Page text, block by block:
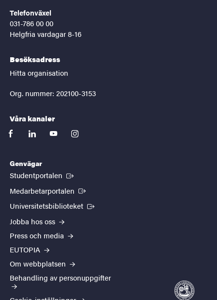
Telefonväxel
031-786 00 00
Helgfria vardagar 8-16
Besöksadress
Hitta organisation
Org. nummer: 202100-3153
Våra kanaler
facebooklinkedinyoutubeinstagram
Genvägar
Studentportalen (Extern länk)
Medarbetarportalen (Extern länk)
Universitetsbiblioteket (Extern länk)
Jobba hos oss
Press och media
EUTOPIA
Om webbplatsen
Behandling av personuppgifter